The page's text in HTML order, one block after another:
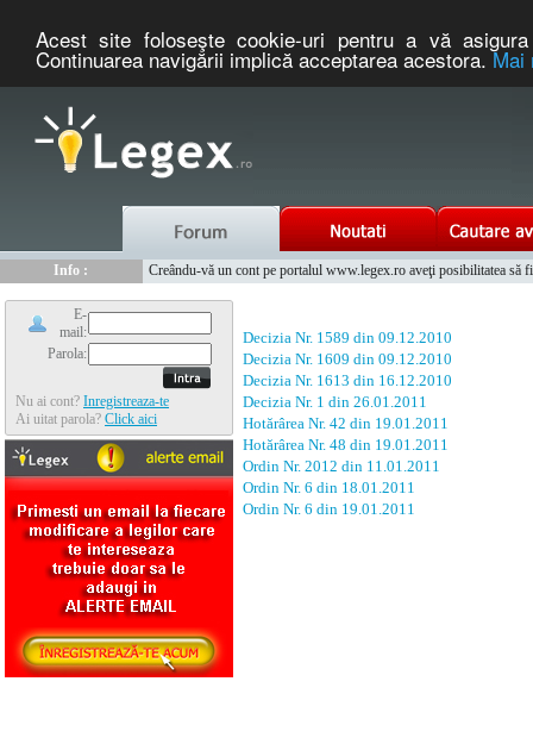
Acest site foloseşte cookie-uri pentru a vă
Continuarea navigării implică acceptarea acestora.Mai
Info :
Creându-vă un cont pe portalul www.legex.ro aveţi posibilitatea să
E-
mail:
Parola:
Nu ai cont? Inregistreaza-te
Ai uitat parola? Click aici
Decizia Nr. 1589 din 09.12.2010
Decizia Nr. 1609 din 09.12.2010
Decizia Nr. 1613 din 16.12.2010
Decizia Nr. 1 din 26.01.2011
Hotărârea Nr. 42 din 19.01.2011
Hotărârea Nr. 48 din 19.01.2011
Ordin Nr. 2012 din 11.01.2011
Ordin Nr. 6 din 18.01.2011
Ordin Nr. 6 din 19.01.2011